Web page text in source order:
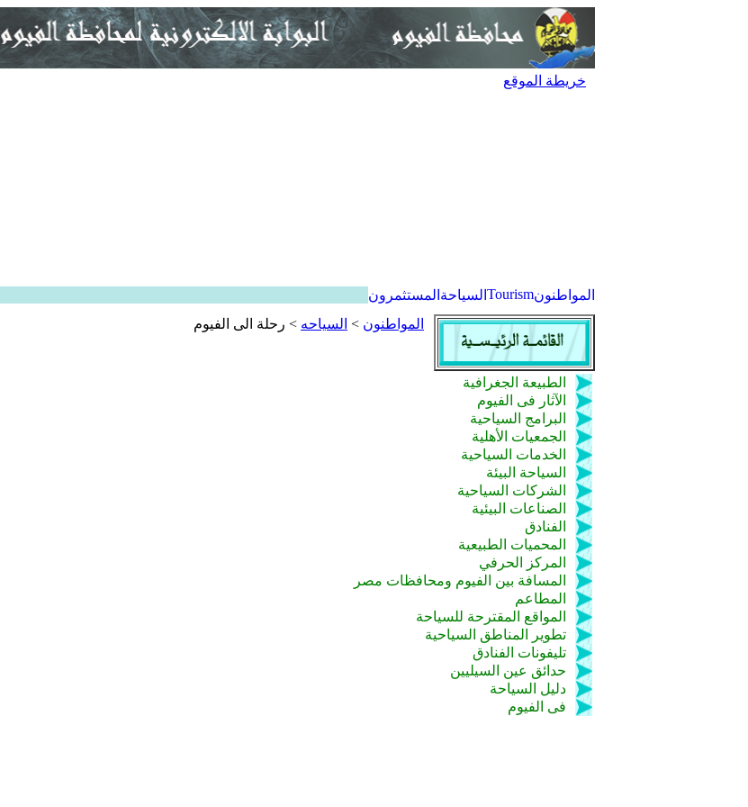
خريطة الموقع
المواطنونTourism السياحة المستثمرون
الطبيعة الجغرافية
الآثار فى الفيوم
البرامج السياحية
الجمعيات الأهلية
الخدمات السياحية
السياحة البيئة
الشركات السياحية
الصناعات البيئية
الفنادق
المحميات الطبيعية
المركز الحرفي
المسافة بين الفيوم ومحافظات مصر
المطاعم
المواقع المقترحة للسياحة
تطوير المناطق السياحية
تليفونات الفنادق
حدائق عين السيليين
دليل السياحة
فى الفيوم
المواطنون > السياحه > رحلة الى الفيوم